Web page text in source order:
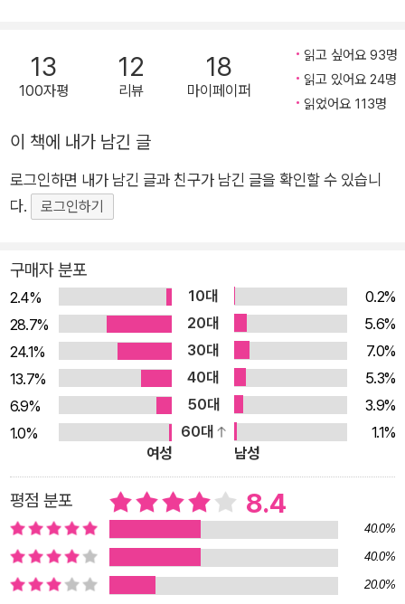
있도록…… 가능성을 꿈꾸는 시인의 기록 지지난밤에는 사랑을
나눴고 지난밤에는 눈물을 흘렸던 것으로 볼 때 어제까지 나는 인
부분 허공으로 남은 ‘당신’을 떠올릴 때, 한 번도 낳아본 적이 없
는 아이에 대해 생각할 때, 장남인 화자가 ‘형’의 존재를 상상할
때, 즉 내가 갖고 있지 않은 무언가를 두고 화자는 “나는 모른
다”(「축복은 무엇일까」)라고 말할 수밖에 없다. 확실한 것이 없는
확정성의 공간은 유동적으로 변화하며 때로는 부정적 결말로 나
아가기도 한다. 나는 우리에게 벌어진 일을 잊지 않기 위해 이 글
을 쓰고 있어요. ―「예술가들」 부분 심보선의 시에서 화자는 언제
나 연인과 이별 중이고, 사랑에 실패하는 중이고, 삶은 죽음을 향
해가는 중이다. 심보선은 이러한 상황을 그러니까, 이 상황이 ‘사
실’이기 때문에 그것을 그째로 받아들이는 작업을 1차로 수행한
다. 사회학자인 그에게 이러한 현실을 받아들이는 것은 그다지 어
려운 일이 아니라는 듯 말이다. 그런데 우리가 여기서 주목해야
할 것은 “중”이라는 단어이다. 심보선은 사라지고 있는 “중”에
있는 그 과정을 시적 언어로 기록하는 자이다. 즉, 눈앞에서 사라
진 존재를 글로 기록하고, “십오 초”라는 짧은 찰나 혹은 공백에
놓인 순간들을 잡아내는 중이다. 온전히 없던 일이 될 수도 있던
것들, 완전히 사라져버릴 수도 있던 것들을 사회학도의 눈으로 그
13
100자평
12
리뷰
18
마이페이퍼
읽고 싶어요 93명
읽고 있어요 24명
읽었어요 113명
이 책에 내가 남긴 글
로그인하면 내가 남긴 글과 친구가 남긴 글을 확인할 수 있습니
다.
로그인하기
구매자 분포
2.4% 10대
0.2%
28.7%
20대
5.6%
24.1%
30대
7.0%
13.7%
40대
5.3%
6.9%
50대
3.9%
1.0%
60대
1.1%
여성
남성
평점 분포 8.4
40.0%
40.0%
20.0%